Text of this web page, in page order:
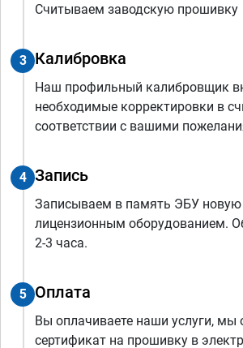
Считываем заводскую прошивку
3 Калибровка
Наш профильный калибровщик
необходимые корректировки в
соответствии с вашими
4 Запись
Записываем в память ЭБУ
лицензионным оборудованием.
2-3 часа.
5 Оплата
Вы оплачиваете наши услуги, мы
сертификат на прошивку в